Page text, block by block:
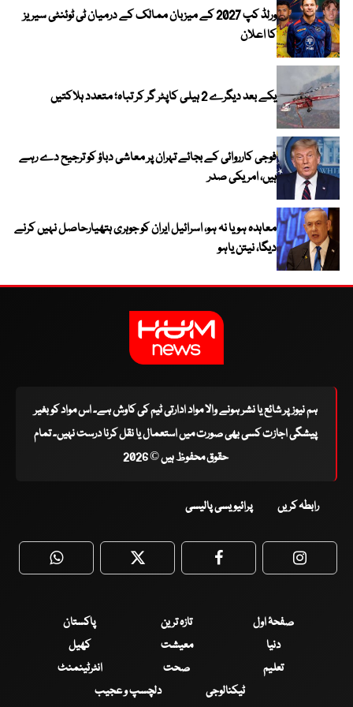
ورلڈ کپ 2027 کے میزبان ممالک کے درمیان ٹی ٹوئنٹی سیریز
کا اعلان
یکے بعد دیگرے 2 ہیلی کاپٹر گر کر تباہ؛ متعدد ہلاکتیں
فوجی کارروائی کے بجائے تہران پر معاشی دباؤ کو ترجیح دے رہے
ہیں، امریکی صدر
معاہدہ ہو یا نہ ہو، اسرائیل ایران کو جوہری ہتھیارحاصل نہیں کرنے
دیگا، نیتن یاہو
ہم نیوز پر شائع یا نشر ہونے والا مواد ادارتی ٹیم کی کاوش ہے۔ اس مواد کو بغیر
پیشگی اجازت کسی بھی صورت میں استعمال یا نقل کرنا درست نہیں۔ تمام
حقوق محفوظ ہیں © 2026
رابطہ کریں پرائیویسی پالیسی
WhatsApp Twitter Facebook
صفحۂ اول تازہ ترین
پاکستان
دنیا
معیشت
کھیل
تعلیم
صحت
انٹرٹینمنٹ
ٹیکنالوجی
دلچسپ و عجیب